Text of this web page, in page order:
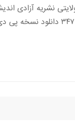
صفحه ۳۲۳ تا ۳۴۷ دانلود